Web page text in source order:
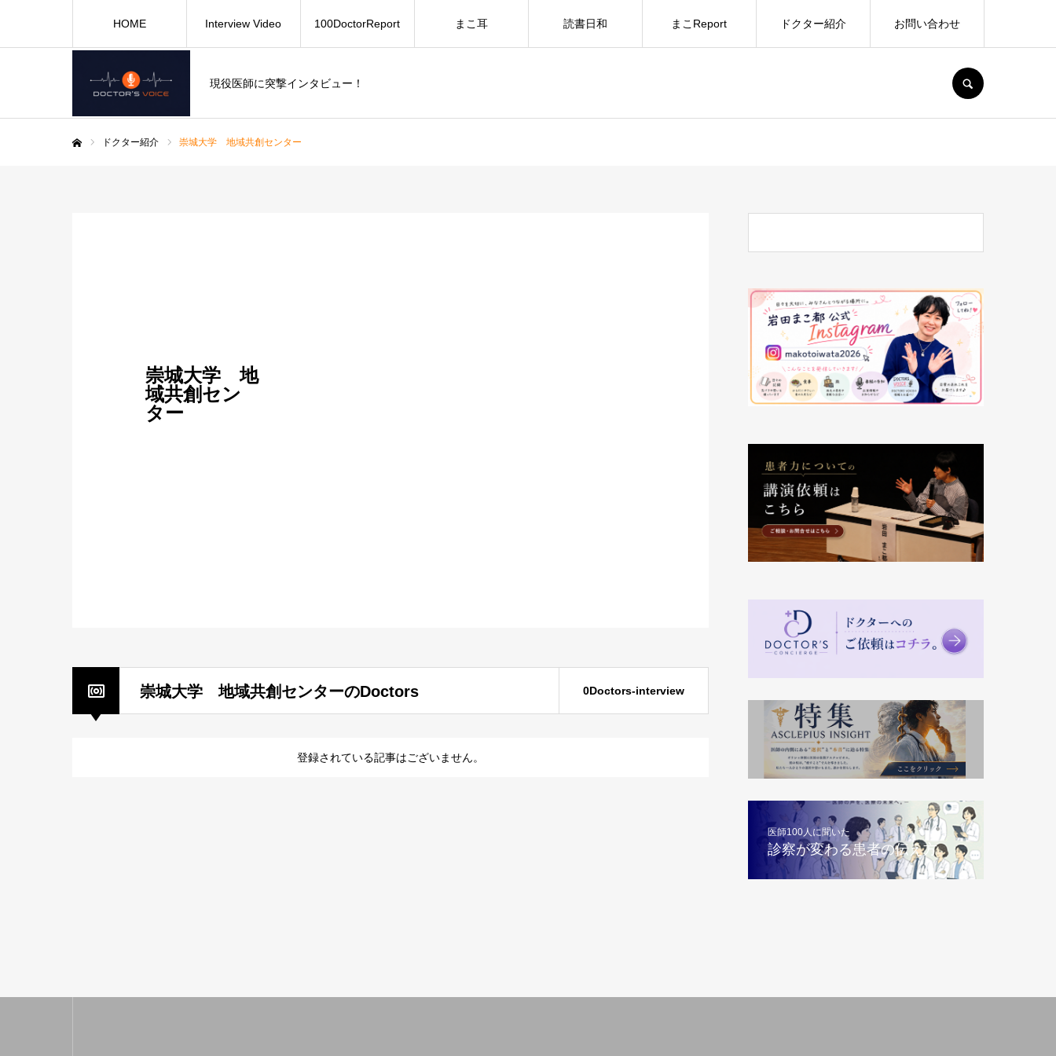
現役医師に突撃インタビュー！
HOME Interview Video 100DoctorReport まこ耳 読書日和 まこReport ドクター紹介 お問い合わせ
ドクター紹介 崇城大学 地域共創センター
崇城大学 地
域共創セン
ター
崇城大学 地域共創センターのDoctors 0Doctors-interview
登録されている記事はございません。
医師100人に聞いた
診察が変わる患者の伝え方